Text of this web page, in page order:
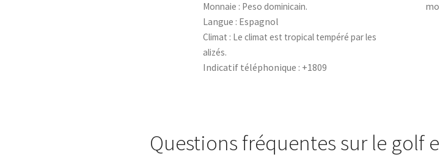
Monnaie : Peso dominicain.
Langue : Espagnol
Climat : Le climat est tropical tempéré par les
alizés.
Indicatif téléphonique : +1809
Questions fréquentes sur le golf